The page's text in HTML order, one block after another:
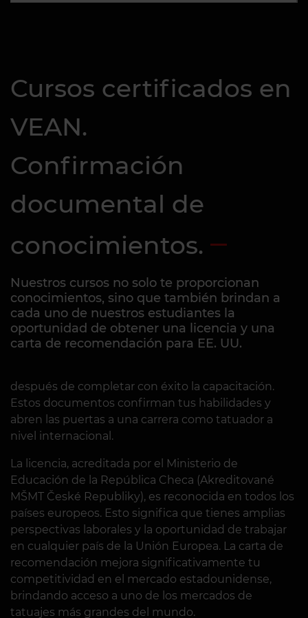
Cursos certificados en
VEAN.
Confirmación
documental de
conocimientos.
Nuestros cursos no solo te proporcionan
conocimientos, sino que también brindan a
cada uno de nuestros estudiantes la
oportunidad de obtener una licencia y una
carta de recomendación para EE. UU.
después de completar con éxito la capacitación.
Estos documentos confirman tus habilidades y
abren las puertas a una carrera como tatuador a
nivel internacional.
La licencia, acreditada por el Ministerio de
Educación de la República Checa (Akreditované
MŠMT České Republiky), es reconocida en todos los
países europeos. Esto significa que tienes amplias
perspectivas laborales y la oportunidad de trabajar
en cualquier país de la Unión Europea. La carta de
recomendación mejora significativamente tu
competitividad en el mercado estadounidense,
brindando acceso a uno de los mercados de
tatuajes más grandes del mundo.